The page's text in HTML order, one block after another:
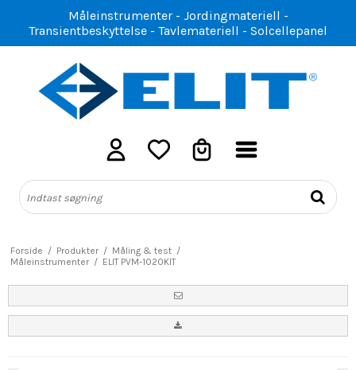
Måleinstrumenter - Jordingmateriell -
Transientbeskyttelse - Tavlemateriell - Solcellepanel
Forside / Produkter / Måling & test /
Måleinstrumenter / ELIT PVM-1020KIT